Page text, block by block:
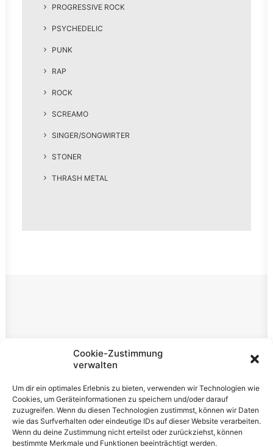
Cookie-Zustimmung
verwalten
Um dir ein optimales Erlebnis zu bieten, verwenden wir Technologien wie
Cookies, um Geräteinformationen zu speichern und/oder darauf
zuzugreifen. Wenn du diesen Technologien zustimmst, können wir Daten
wie das Surfverhalten oder eindeutige IDs auf dieser Website verarbeiten.
Wenn du deine Zustimmung nicht erteilst oder zurückziehst, können
bestimmte Merkmale und Funktionen beeinträchtigt werden.
PROGRESSIVE ROCK
PSYCHEDELIC
PUNK
RAP
ROCK
SCREAMO
SINGER/SONGWIRTER
STONER
THRASH METAL
Rechtliches
Datenschutzerklärung
Cookie-Richtlinie (EU)